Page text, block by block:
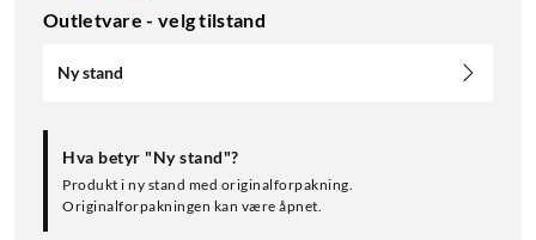
Outletvare - velg tilstand
Ny stand
Hva betyr "Ny stand"?
Produkt i ny stand med originalforpakning.
Originalforpakningen kan være åpnet.